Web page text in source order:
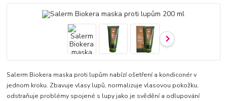
Salerm Biokera maska proti lupům nabízí ošetření a kondiconér v
jednom kroku. Zbavuje vlasy lupů, normalizuje vlasovou pokožku,
odstraňuje problémy spojené s lupy jako je svědění a odlupování